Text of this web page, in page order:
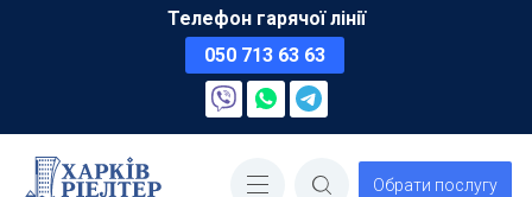
Телефон гарячої лінії
050 713 63 63
Обрати послугу